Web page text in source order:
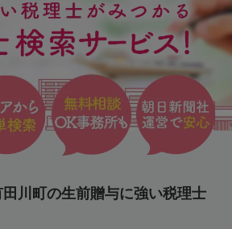
川町の生前贈与に強い税理士